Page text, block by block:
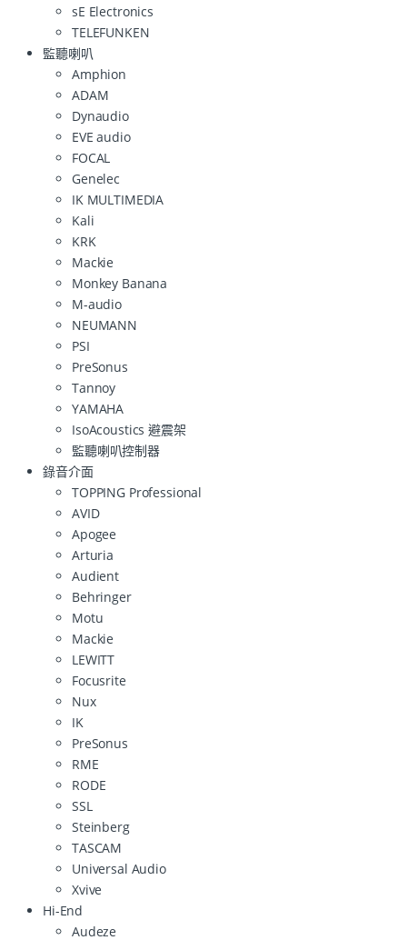
sE Electronics
TELEFUNKEN
監聽喇叭
Amphion
ADAM
Dynaudio
EVE audio
FOCAL
Genelec
IK MULTIMEDIA
Kali
KRK
Mackie
Monkey Banana
M-audio
NEUMANN
PSI
PreSonus
Tannoy
YAMAHA
IsoAcoustics 避震架
監聽喇叭控制器
錄音介面
TOPPING Professional
AVID
Apogee
Arturia
Audient
Behringer
Motu
Mackie
LEWITT
Focusrite
Nux
IK
PreSonus
RME
RODE
SSL
Steinberg
TASCAM
Universal Audio
Xvive
Hi-End
Audeze